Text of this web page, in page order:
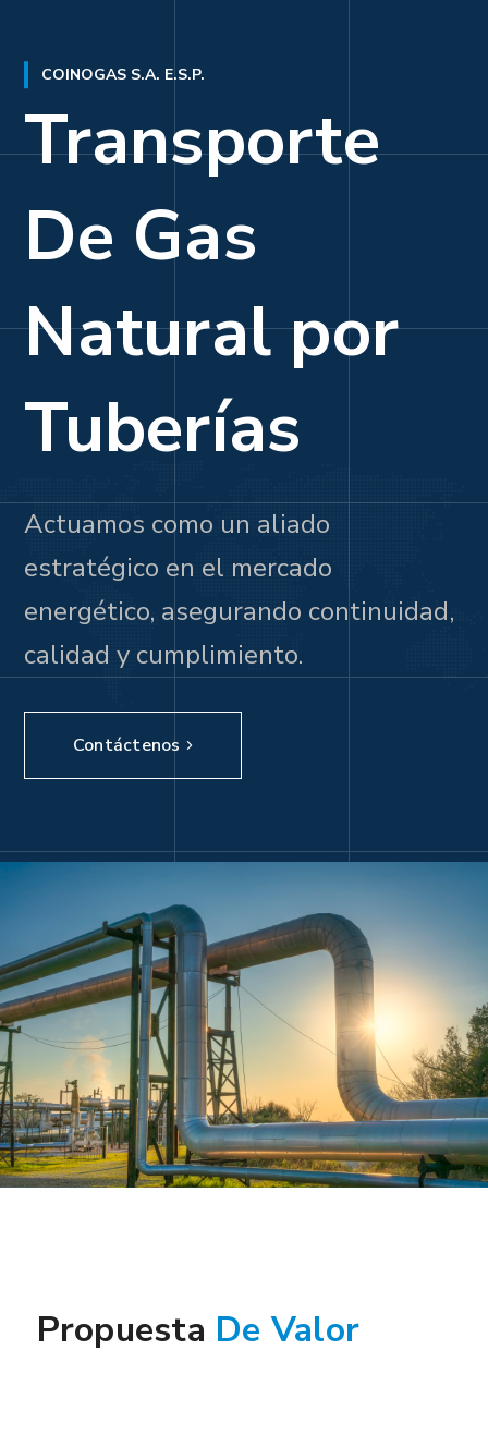
COINOGAS S.A. E.S.P.
Transporte
De Gas
Naturalpor
Tuberías
Actuamos como un aliado
estratégico en el mercado
energético, asegurando continuidad,
calidad y cumplimiento.
Contáctenos
Propuesta De Valor